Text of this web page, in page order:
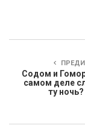
Содом и
самом деле
ту